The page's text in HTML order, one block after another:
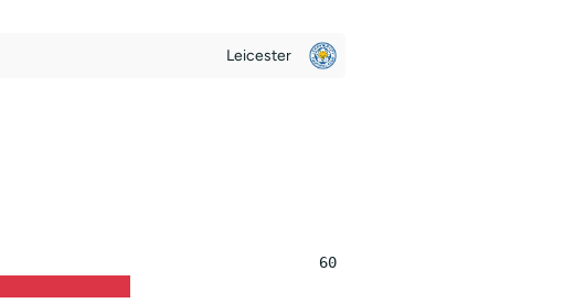
Leicester
60